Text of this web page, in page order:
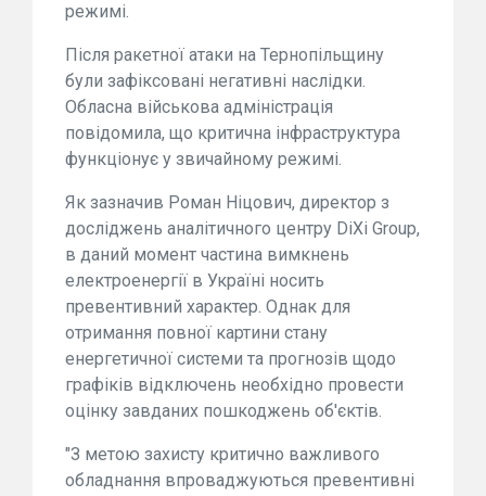
режимі.
Після ракетної атаки на Тернопільщину
були зафіксовані негативні наслідки.
Обласна військова адміністрація
повідомила, що критична інфраструктура
функціонує у звичайному режимі.
Як зазначив Роман Ніцович, директор з
досліджень аналітичного центру DiXi Group,
в даний момент частина вимкнень
електроенергії в Україні носить
превентивний характер. Однак для
отримання повної картини стану
енергетичної системи та прогнозів щодо
графіків відключень необхідно провести
оцінку завданих пошкоджень об'єктів.
"З метою захисту критично важливого
обладнання впроваджуються превентивні